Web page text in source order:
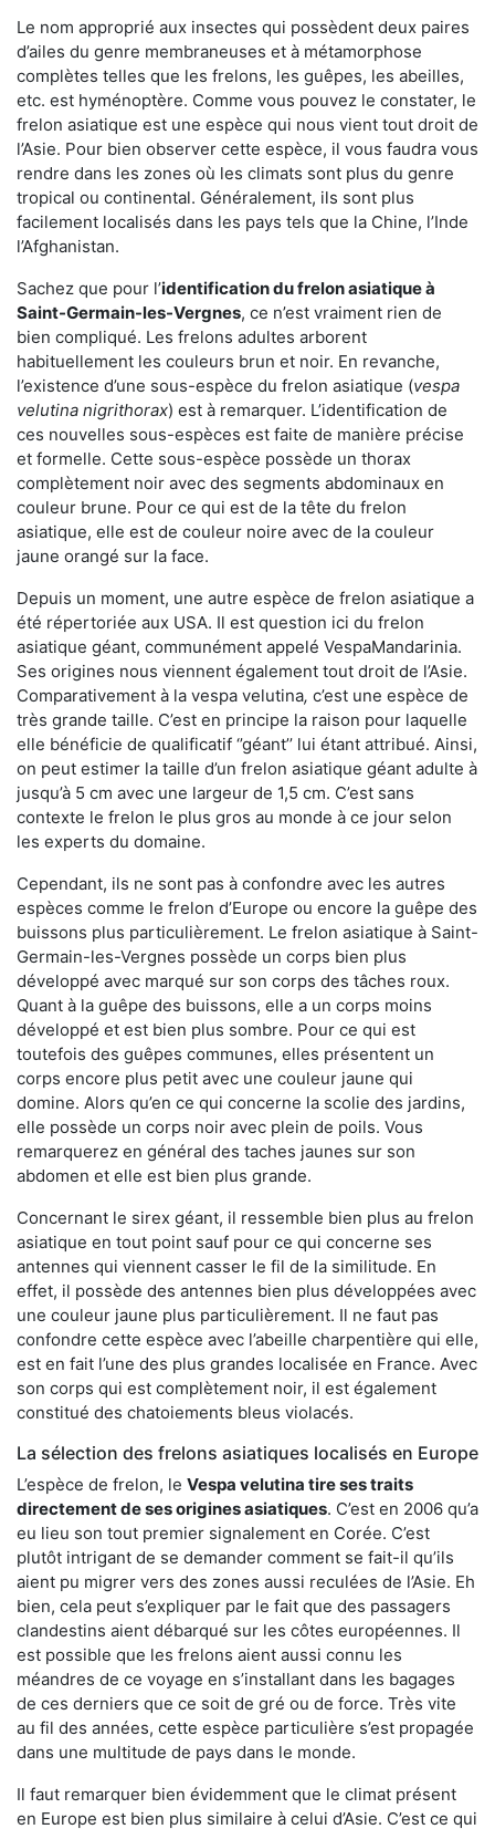
Le nom approprié aux insectes qui possèdent deux paires
d’ailes du genre membraneuses et à métamorphose
complètes telles que les frelons, les guêpes, les abeilles,
etc. est hyménoptère. Comme vous pouvez le constater, le
frelon asiatique est une espèce qui nous vient tout droit de
l’Asie. Pour bien observer cette espèce, il vous faudra vous
rendre dans les zones où les climats sont plus du genre
tropical ou continental. Généralement, ils sont plus
facilement localisés dans les pays tels que la Chine, l’Inde
l’Afghanistan.
Sachez que pour l’identification du frelon asiatiqueà
Saint-Germain-les-Vergnes, ce n’est vraiment rien de
bien compliqué. Les frelons adultes arborent
habituellement les couleurs brun et noir. En revanche,
l’existence d’une sous-espèce du frelon asiatique (vespa
velutina nigrithorax) est à remarquer. L’identification de
ces nouvelles sous-espèces est faite de manière précise
et formelle. Cette sous-espèce possède un thorax
complètement noir avec des segments abdominaux en
couleur brune. Pour ce qui est de la tête du frelon
asiatique, elle est de couleur noire avec de la couleur
jaune orangé sur la face.
Depuis un moment, une autre espèce de frelon asiatique a
été répertoriée aux USA. Il est question ici du frelon
asiatique géant, communément appelé VespaMandarinia.
Ses origines nous viennent également tout droit de l’Asie.
Comparativement à la vespa velutina, c’est une espèce de
très grande taille. C’est en principe la raison pour laquelle
elle bénéficie de qualificatif ‘’géant’’ lui étant attribué. Ainsi,
on peut estimer la taille d’un frelon asiatique géant adulte à
jusqu’à 5 cm avec une largeur de 1,5 cm. C’est sans
contexte le frelon le plus gros au monde à ce jour selon
les experts du domaine.
Cependant, ils ne sont pas à confondre avec les autres
espèces comme le frelon d’Europe ou encore la guêpe des
buissons plus particulièrement. Le frelon asiatique à Saint-
Germain-les-Vergnes possède un corps bien plus
développé avec marqué sur son corps des tâches roux.
Quant à la guêpe des buissons, elle a un corps moins
développé et est bien plus sombre. Pour ce qui est
toutefois des guêpes communes, elles présentent un
corps encore plus petit avec une couleur jaune qui
domine. Alors qu’en ce qui concerne la scolie des jardins,
elle possède un corps noir avec plein de poils. Vous
remarquerez en général des taches jaunes sur son
abdomen et elle est bien plus grande.
Concernant le sirex géant, il ressemble bien plus au frelon
asiatique en tout point sauf pour ce qui concerne ses
antennes qui viennent casser le fil de la similitude. En
effet, il possède des antennes bien plus développées avec
une couleur jaune plus particulièrement. Il ne faut pas
confondre cette espèce avec l’abeille charpentière qui elle,
est en fait l’une des plus grandes localisée en France. Avec
son corps qui est complètement noir, il est également
constitué des chatoiements bleus violacés.
La sélection des frelons asiatiques localisés en Europe
L’espèce de frelon, le Vespa velutina tire ses traits
directement de ses origines asiatiques. C’est en 2006 qu’a
eu lieu son tout premier signalement en Corée. C’est
plutôt intrigant de se demander comment se fait-il qu’ils
aient pu migrer vers des zones aussi reculées de l’Asie. Eh
bien, cela peut s’expliquer par le fait que des passagers
clandestins aient débarqué sur les côtes européennes. Il
est possible que les frelons aient aussi connu les
méandres de ce voyage en s’installant dans les bagages
de ces derniers que ce soit de gré ou de force. Très vite
au fil des années, cette espèce particulière s’est propagée
dans une multitude de pays dans le monde.
Il faut remarquer bien évidemment que le climat présent
en Europe est bien plus similaire à celui d’Asie. C’est ce qui